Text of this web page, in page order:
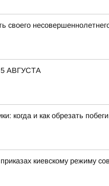
своего
АВГУСТА
когда и как обрезать побеги
киевскому режиму